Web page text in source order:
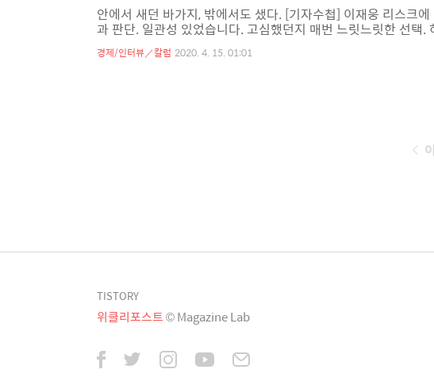
안에서 새던 바가지, 밖에서도 샜다. [기자수첩] 이재웅 리스
과 판단. 일관성 있었습니다. 고심했던지 매번 느릿느릿한 선
였죠. 그때마다 한 결같이 시장이 정치권이 사회가 아직 받아들
합니다. 위치가 어디였건 간에 부르면 오고 가자면 가고. 결제도
경제/인터뷰／칼럼 2020. 4. 15. 01:01
TISTORY
위클리포스트© Magazine Lab